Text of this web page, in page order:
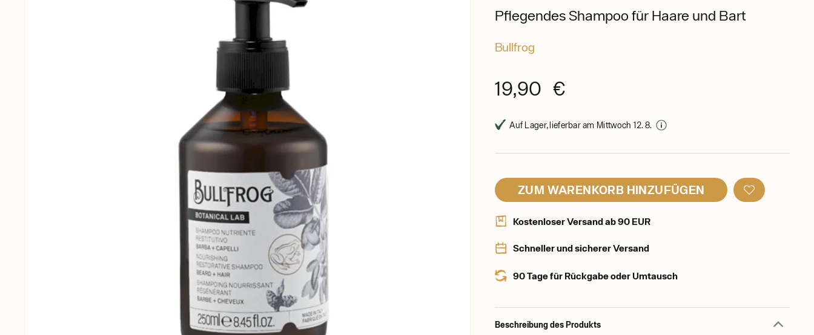
Pflegendes Shampoo für Haare und Bart
Bullfrog
19,90 €
Auf Lager, lieferbar am Mittwoch 12. 8.
ZUM WARENKORB HINZUFÜGEN
Kostenloser Versand ab 90 EUR
Schneller und sicherer Versand
90 Tage für Rückgabe oder Umtausch
Beschreibung des Produkts